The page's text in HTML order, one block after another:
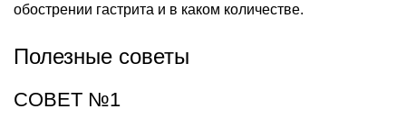
обострении гастрита и в каком количестве.
Полезные советы
СОВЕТ №1